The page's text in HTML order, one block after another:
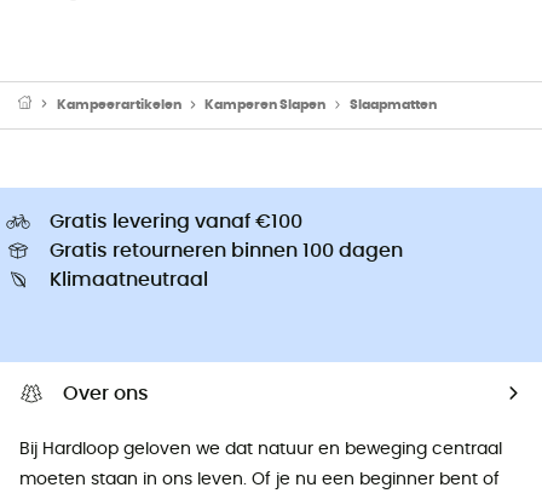
Kampeerartikelen Kamperen Slapen Slaapmatten
Gratis levering vanaf €100
Gratis retourneren binnen 100 dagen
Klimaatneutraal
Over ons
Bij Hardloop geloven we dat natuur en beweging centraal
moeten staan ​​in ons leven. Of je nu een beginner bent of